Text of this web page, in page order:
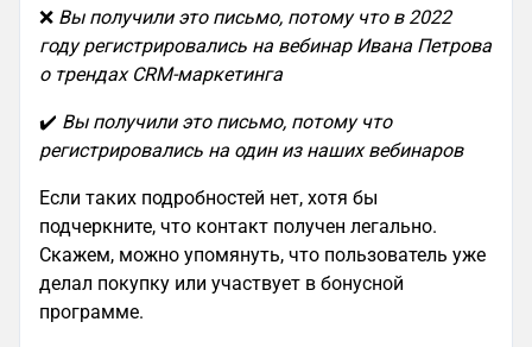
❌ Вы получили это письмо, потому что в 2022
году регистрировались на вебинар Ивана Петрова
о трендах CRM-маркетинга
✔️ Вы получили это письмо, потому что
регистрировались на один из наших вебинаров
Если таких подробностей нет, хотя бы
подчеркните, что контакт получен легально.
Скажем, можно упомянуть, что пользователь уже
делал покупку или участвует в бонусной
программе.